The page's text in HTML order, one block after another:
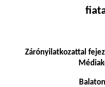
Zárónyilatkozattal